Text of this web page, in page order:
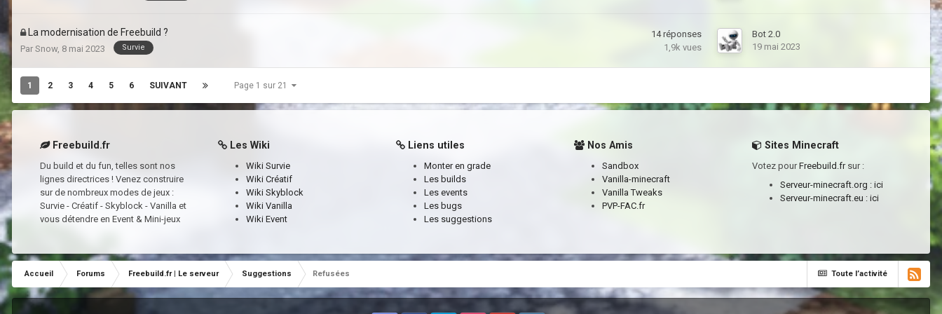
La modernisation de Freebuild ?
Par Snow, 8 mai 2023 Survie
14 réponses
1,9k vues
Bot 2.0
19 mai 2023
1 2 3 4 5 6 SUIVANT Page 1 sur 21
Freebuild.fr
Du build et du fun, telles sont nos
lignes directrices ! Venez construire
sur de nombreux modes de jeux :
Survie - Créatif - Skyblock - Vanilla et
vous détendre en Event & Mini-jeux
Les Wiki
Wiki Survie
Wiki Créatif
Wiki Skyblock
Wiki Vanilla
Wiki Event
Liens utiles
Monter en grade
Les builds
Les events
Les bugs
Les suggestions
Nos Amis
Sandbox
Vanilla-minecraft
Vanilla Tweaks
PVP-FAC.fr
Sites Minecraft
Votez pourFreebuild.frsur :
Serveur-minecraft.org : ici
Serveur-minecraft.eu : ici
Toute l’activité
Accueil Forums Freebuild.fr | Le serveur Suggestions Refusées